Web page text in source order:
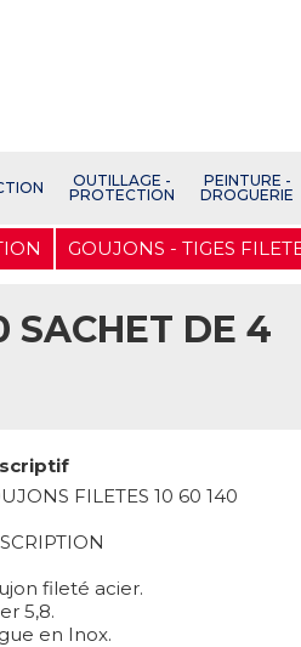
OUTILLAGE -
PROTECTION
PEINTURE -
DROGUERIE
GOUJONS - TIGES
SACHET DE 4
FILETES 10 60 140
fileté acier.
5,8.
en Inox.